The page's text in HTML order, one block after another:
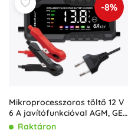
-8%
Mikroprocesszoros töltő 12 V
6 A javítófunkcióval AGM, GEL
és LiFePO4
Raktáron